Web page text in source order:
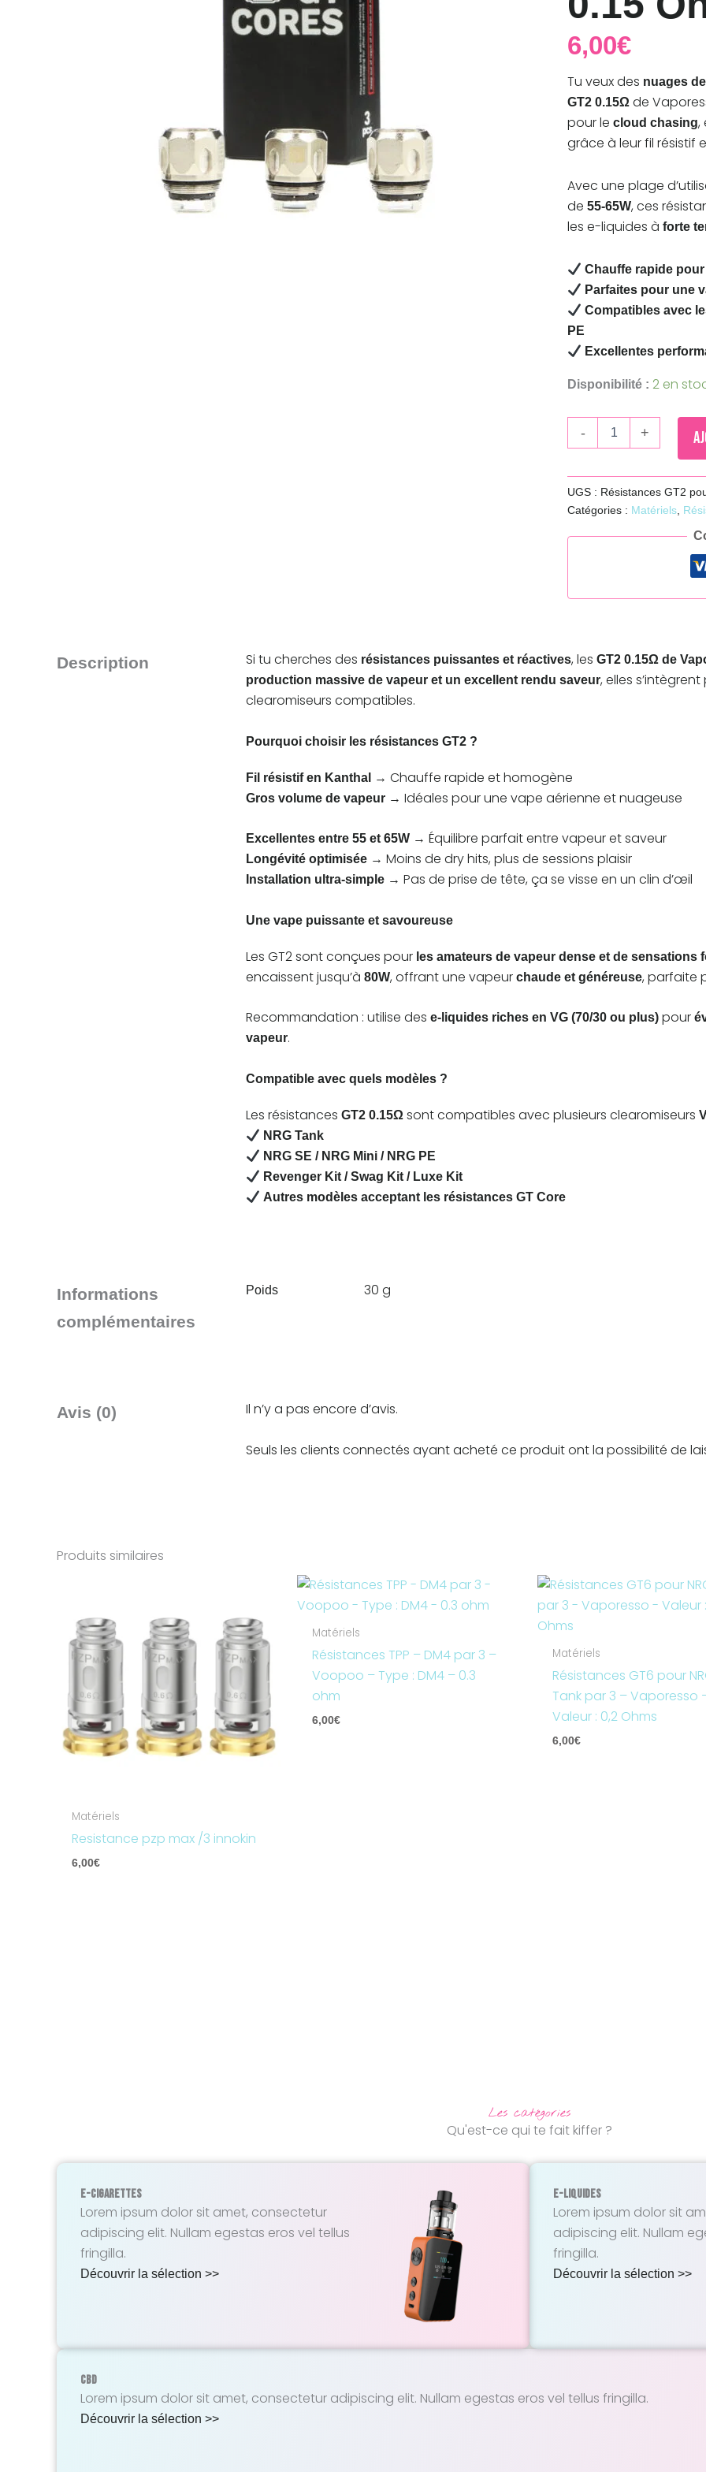
6,00€
Tu veux des nuages
GT2 0.15Ω de
pour le cloud chasing,
grâce à leur fil résistif
Avec une plage
de 55-65W, ces
les e-liquides à forte
Chauffe rapide
Parfaites pour une
Compatibles avec
PE
Excellentes
Disponibilité : 2 en
-
0.15
+
UGS : Résistances GT2
Catégories : Matériels
Description Si tu cherches des résistances puissantes et réactives, les GT2 0.15Ω de
production massive de vapeur et un excellent rendu saveur, elles
clearomiseurs compatibles.
Pourquoi choisir les résistances GT2 ?
Fil résistif en Kanthal → Chauffe rapide et homogène
Gros volume de vapeur → Idéales pour une vape aérienne et nuageuse
Excellentes entre 55 et 65W → Équilibre parfait entre vapeur et saveur
Longévité optimisée → Moins de dry hits, plus de sessions plaisir
Installation ultra-simple → Pas de prise de tête, ça se visse en un clin d’œil
Une vape puissante et savoureuse
Les GT2 sont conçues pour les amateurs de vapeur dense et de sensations
encaissent jusqu’à 80W, offrant une vapeur chaude et généreuse, parfaite
Recommandation : utilise des e-liquides riches en VG (70/30 ou plus) pour
vapeur.
Compatible avec quels modèles ?
Les résistances GT2 0.15Ω sont compatibles avec plusieurs clearomiseurs
NRG Tank
NRG SE / NRG Mini / NRG PE
Revenger Kit / Swag Kit / Luxe Kit
Autres modèles acceptant les résistances GT Core
Informations
complémentaires
Poids 30 g
Avis (0) Il n’y a pas encore d’avis.
Seuls les clients connectés ayant acheté ce produit ont la possibilité de
Produits similaires
Matériels
Resistance pzp max /3 innokin
6,00€
Matériels
Résistances TPP – DM4 par 3 –
Voopoo – Type : DM4 – 0.3
ohm
6,00€
Matériels
Résistances GT6 pour
Tank par 3 – Vaporesso
Valeur : 0,2 Ohms
6,00€
Les catégories
Qu'est-ce qui te fait kiffer ?
E-Cigarettes
Lorem ipsum dolor sit amet, consectetur
adipiscing elit. Nullam egestas eros vel tellus
fringilla.
Découvrir la sélection >>
E-Liquides
Lorem ipsum dolor sit
adipiscing elit. Nullam
fringilla.
Découvrir la sélection >>
CBD
Lorem ipsum dolor sit amet, consectetur adipiscing elit. Nullam egestas eros vel tellus fringilla.
Découvrir la sélection >>